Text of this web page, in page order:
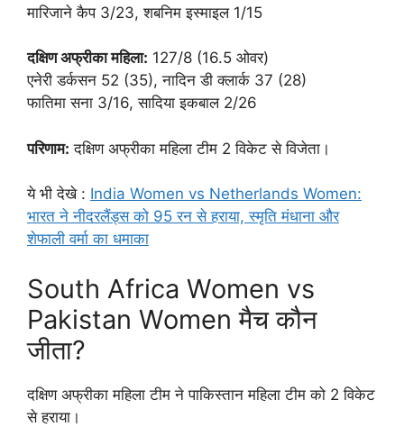
मारिजाने कैप 3/23, शबनिम इस्माइल 1/15
दक्षिण अफ्रीका महिला: 127/8 (16.5 ओवर)
एनेरी डर्कसन 52 (35), नादिन डी क्लार्क 37 (28)
फातिमा सना 3/16, सादिया इकबाल 2/26
परिणाम: दक्षिण अफ्रीका महिला टीम 2 विकेट से विजेता।
ये भी देखे : India Women vs Netherlands Women:
भारत ने नीदरलैंड्स को 95 रन से हराया, स्मृति मंधाना और
शेफाली वर्मा का धमाका
South Africa Women vs
Pakistan Women मैच कौन
जीता?
दक्षिण अफ्रीका महिला टीम ने पाकिस्तान महिला टीम को 2 विकेट
से हराया।